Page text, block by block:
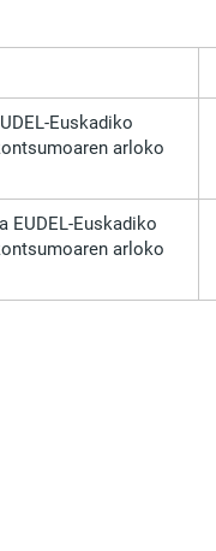
Euskadiko
arloko
EUDEL-Euskadiko
arloko